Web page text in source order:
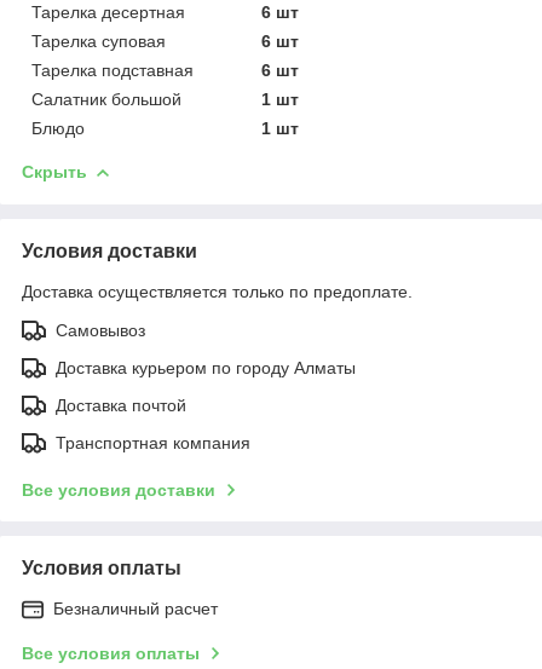
Тарелка десертная
6 шт
Тарелка суповая
6 шт
Тарелка подставная
6 шт
Салатник большой
1 шт
Блюдо
1 шт
Скрыть
Условия доставки
Доставка осуществляется только по предоплате.
Самовывоз
Доставка курьером по городу Алматы
Доставка почтой
Транспортная компания
Все условия доставки
Условия оплаты
Безналичный расчет
Все условия оплаты